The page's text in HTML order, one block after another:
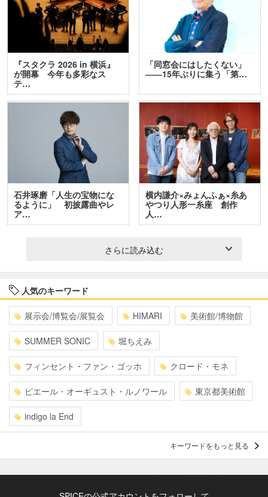
『スタクラ 2026 in 横浜』
が開幕 今年も多彩なス
テ…
「同窓会にはしたくない」
――15年ぶりに集う「第…
石井琢磨「人生の宝物にな
るように」 初披露曲やレ
ア…
横内謙介×みょんふぁ×糸あ
やつり人形一糸座 創作
人…
さらに読み込む
人気のキーワード
展示会/博覧会/展覧会 HIMARI 美術館/博物館
SUMMER SONIC 堀ちえみ
フィンセント・ファン・ゴッホ クロード・モネ
ピエール・オーギュスト・ルノワール 東京都美術館
indigo la End
キーワードをもっと見る